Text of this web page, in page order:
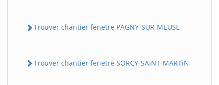
Trouver chantier fenetre PAGNY-SUR-MEUSE
Trouver chantier fenetre SORCY-SAiNT-MARTiN